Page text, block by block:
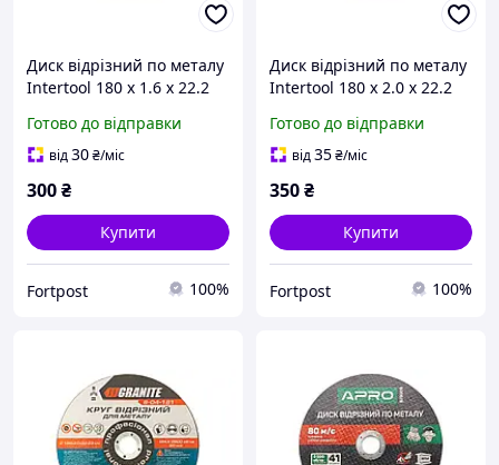
Диск відрізний по металу
Intertool 180 х 1.6 х 22.2
Готово до відправки
від30₴/міс
300₴
Купити
Fortpost 100%
Диск відрізний по металу
Intertool 180 х 2.0 х 22.2
Готово до відправки
від35₴/міс
350₴
Купити
Fortpost 100%